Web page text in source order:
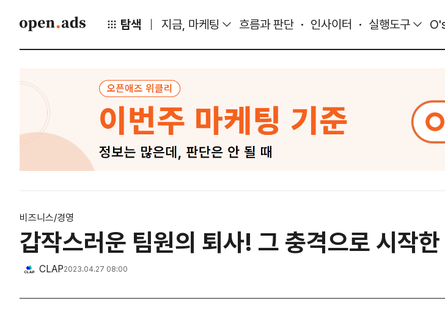
탐색 지금, 마케팅 흐름과 판단 인사이터 실행도구
비즈니스/경영
갑작스러운 팀원의 퇴사! 그 충격으로 시작
CLAP2023.04.27 08:00